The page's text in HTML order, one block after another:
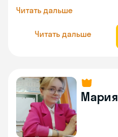
Читать дальше
Читать дальше
Мария